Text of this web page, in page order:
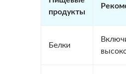
продукты
Белки